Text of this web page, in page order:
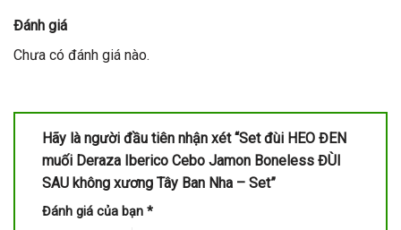
Đánh giá
Chưa có đánh giá nào.
Hãy là người đầu tiên nhận xét “Set đùi HEO ĐEN
muối Deraza Iberico Cebo Jamon Boneless ĐÙI
SAU không xương Tây Ban Nha – Set”
Đánh giá của bạn *